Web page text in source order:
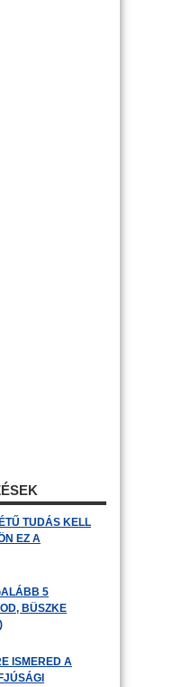
TUDÁS KELL
EZ A
5
BÜSZKE
ISMERED A